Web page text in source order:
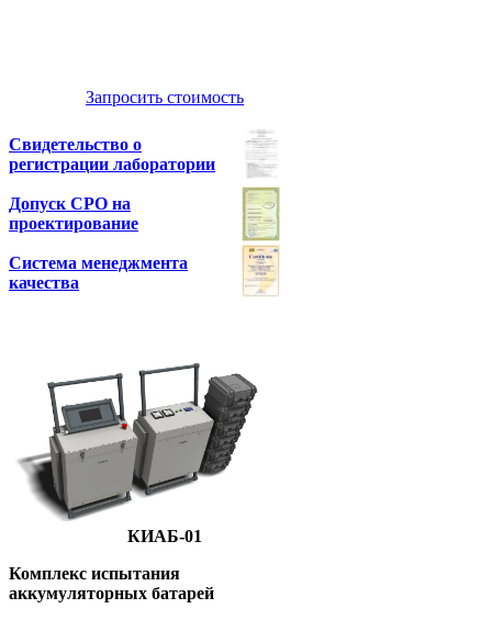
Запросить стоимость
Свидетельство о
регистрации лаборатории
Допуск СРО на
проектирование
Система менеджмента
качества
КИАБ-01
Комплекс испытания
аккумуляторных батарей